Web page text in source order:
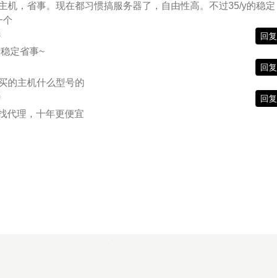
机，省事。现在都习惯搞服务器了，自由性高。不过35/y的稳定
个
回复
定省事~
回复
的主机什么型号的
回复
代理，十年更便宜